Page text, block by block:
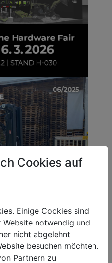
MORE
HIDE
Cookies auf
Einige Cookies sind
notwendig und
nicht abgelehnt
besuchen möchten.
Partnern zu